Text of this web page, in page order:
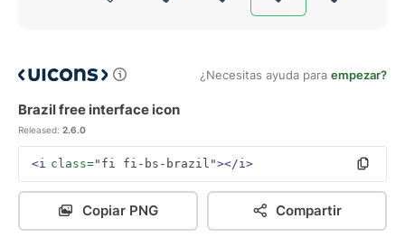
¿Necesitas ayuda para empezar?
Brazil free interface icon
Released: 2.6.0
<i class="fi fi-bs-brazil"></i>
Copiar PNG Compartir